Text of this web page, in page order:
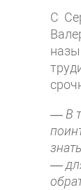
С
— В
—